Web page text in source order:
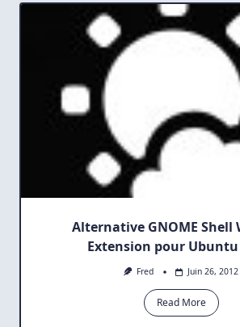
Alternative GNOME Shell
Extension pour Ubuntu
Fred Juin 26, 2012
Read More